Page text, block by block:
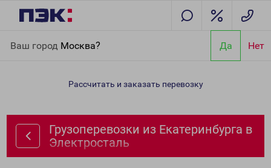
Ваш город Москва? Да Нет
Электросталь
Рассчитать и заказать перевозку
Грузоперевозки из Екатеринбурга в
Электросталь